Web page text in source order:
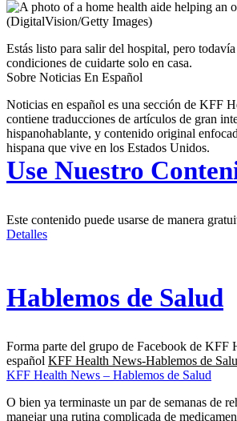
(DigitalVision/Getty Images)
Estás listo para salir del hospital, pero todavía
condiciones de cuidarte solo en casa.
Sobre Noticias En Español
Noticias en español es una sección de KFF
contiene traducciones de artículos de gran
hispanohablante, y contenido original
hispana que vive en los Estados Unidos.
Use Nuestro
Este contenido puede usarse de manera
Detalles
Hablemos de Salud
Forma parte del grupo de Facebook de KFF
español KFF Health News-Hablemos de
KFF Health News – Hablemos de Salud
O bien ya terminaste un par de semanas de
manejar una rutina complicada de